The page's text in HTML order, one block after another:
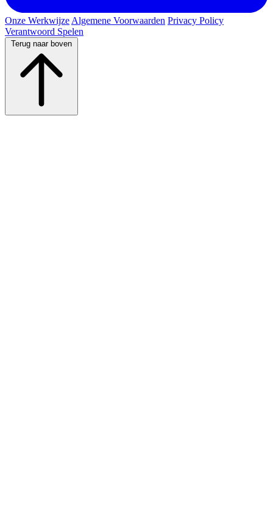
Onze Werkwijze Algemene Voorwaarden Privacy Policy
Verantwoord Spelen
Terug naar boven